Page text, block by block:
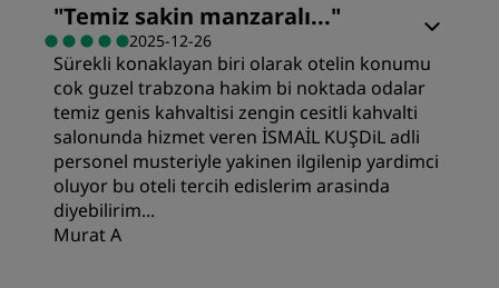
Değer
Uyku Kalitesi
Yer
"Temiz sakin manzaralı..."
2025-12-26
Sürekli konaklayan biri olarak otelin konumu
cok guzel trabzona hakim bi noktada odalar
temiz genis kahvaltisi zengin cesitli kahvalti
salonunda hizmet veren İSMAİL KUŞDiL adli
personel musteriyle yakinen ilgilenip yardimci
oluyor bu oteli tercih edislerim arasinda
diyebilirim...
Murat A